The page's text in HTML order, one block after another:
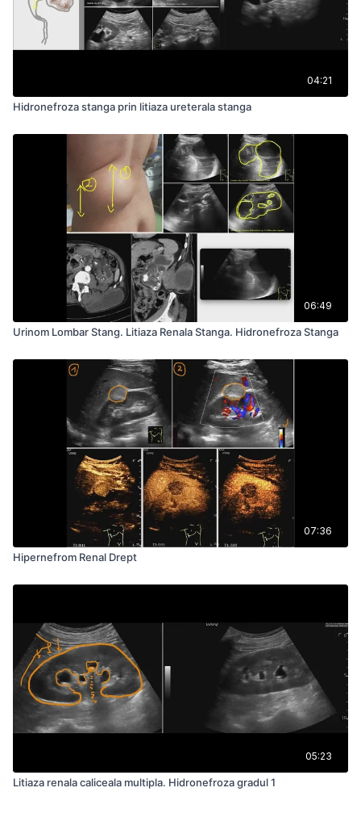
04:21
Hidronefroza stanga prin litiaza ureterala stanga
06:49
Urinom Lombar Stang. Litiaza Renala Stanga. Hidronefroza Stanga
07:36
Hipernefrom Renal Drept
05:23
Litiaza renala caliceala multipla. Hidronefroza gradul 1